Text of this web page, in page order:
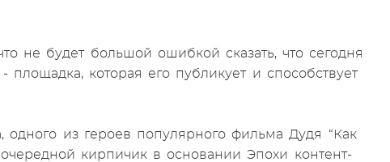
не будет большой ошибкой сказать, что сегодня
которая его публикует и способствует
из героев популярного фильма Дудя “Как
кирпичик в основании Эпохи контент-